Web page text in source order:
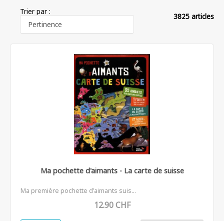
Trier par :
3825 articles
Ma pochette d'aimants - La carte de suisse
Ma première pochette d'aimants suis...
12.90 CHF